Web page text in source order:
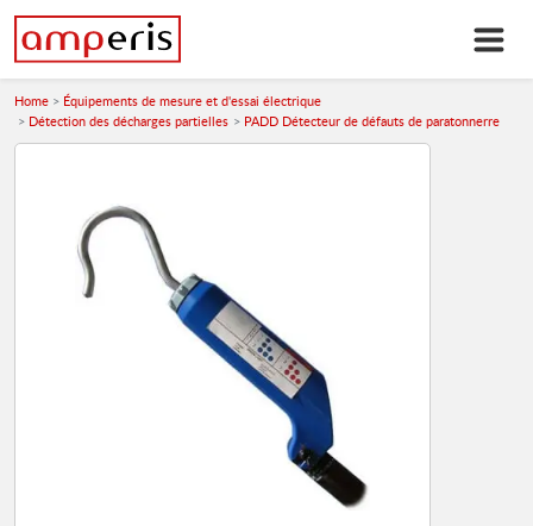
Home
Équipements de mesure et d'essai électrique
Détection des décharges partielles
PADD Détecteur de défauts de paratonnerre